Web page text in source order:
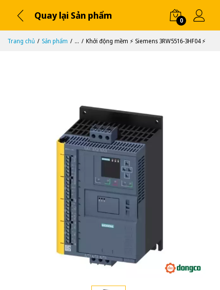
Quay lại Sản phẩm 0
Trang chủ Sản phẩm ... Khởi động mềm ⚡️ Siemens 3RW5516-3HF04 ⚡️